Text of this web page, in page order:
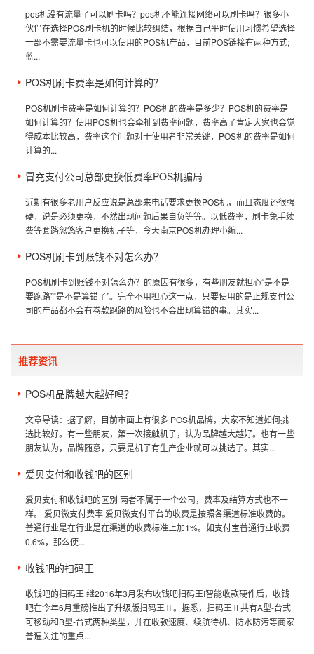
pos机没有流量了可以刷卡吗？pos机不能连接网络可以刷卡吗？很多小
伙伴在选择POS刷卡机的时候比较纠结，根据自己平时使用习惯希望选择
一部不需要流量卡也可以使用的POS机产品，目前POS链接有两种方式;
蓝...
POS机刷卡费率是如何计算的？
POS机刷卡费率是如何计算的？POS机的费率是多少？POS机的费率是
如何计算的？使用POS机也会牵扯到费率问题，费率高了肯定大家也会觉
得成本比较高，费率这个问题对于使用者非常关键，POS机的费率是如何
计算的...
冒充支付公司总部更换低费率POS机骗局
近期有很多老用户反应说是总部来电话要求更换POS机，而且态度还很强
硬，说是必须更换，不然出现问题后果自负等等。以低费率，刷卡免手续
费等套路忽悠客户更换机子等，今天南京POS机办理小编...
POS机刷卡到账钱不对怎么办？
POS机刷卡到账钱不对怎么办？的原因有很多，有些朋友就担心“是不是
要跑路”“是不是算错了”。完全不用担心这一点，只要使用的是正规支付公
司的产品都不会有卷款跑路的风险也不会出现算错的事。其实...
推荐资讯
POS机品牌越大越好吗？
文章导读：据了解，目前市面上有很多 POS机品牌，大家不知道如何挑
选比较好。有一些朋友，第一次接触机子，认为品牌越大越好。也有一些
朋友认为，品牌随意，只要是机子有生产企业就可以挑选了。其实...
爱贝支付和收钱吧的区别
爱贝支付和收钱吧的区别 两者不属于一个公司，费率及结算方式也不一
样。 爱贝微支付费率 爱贝微支付平台的收费是按照各渠道标准收费的。
普通行业是在行业是在渠道的收费标准上加1%。如支付宝普通行业收费
0.6%，那么使...
收钱吧的扫码王
收钱吧的扫码王 继2016年3月发布收钱吧扫码王I智能收款硬件后，收钱
吧在今年6月重磅推出了升级版扫码王Ⅱ。据悉，扫码王Ⅱ共有A型-台式
可移动和B型-台式两种类型，并在收款速度、续航待机、防水防污等商家
普遍关注的重点...